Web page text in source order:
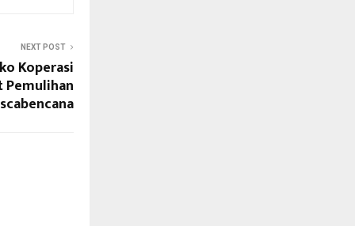
NEXT POST
Koperasi